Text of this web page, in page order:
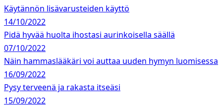
Käytännön lisävarusteiden käyttö
14/10/2022
Pidä hyvää huolta ihostasi aurinkoisella säällä
07/10/2022
Näin hammaslääkäri voi auttaa uuden hymyn luomisessa
16/09/2022
Pysy terveenä ja rakasta itseäsi
15/09/2022